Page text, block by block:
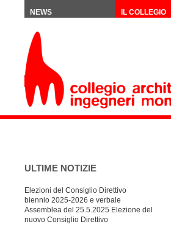
NEWS IL COLLEGIO
ULTIME NOTIZIE
Elezioni del Consiglio Direttivo
biennio 2025-2026 e verbale
Assemblea del 25.5.2025 Elezione del
nuovo Consiglio Direttivo